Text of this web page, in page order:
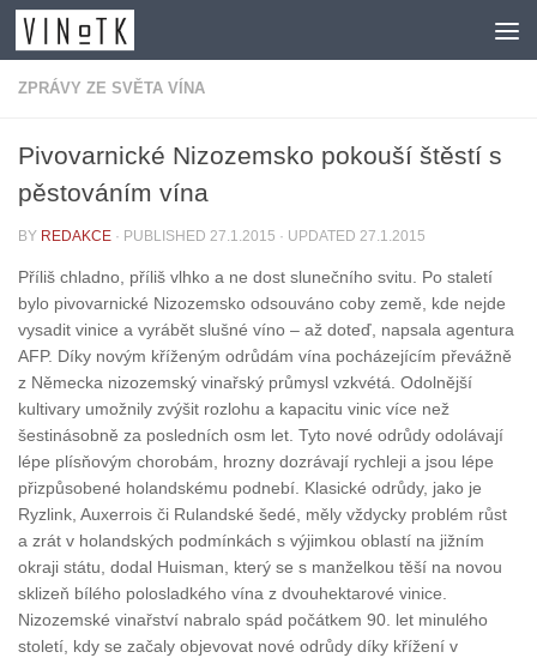
Skip to content
ZPRÁVY ZE SVĚTA VÍNA
Pivovarnické Nizozemsko pokouší štěstí s
pěstováním vína
BY REDAKCE · PUBLISHED 27.1.2015 · UPDATED 27.1.2015
Příliš chladno, příliš vlhko a ne dost slunečního svitu. Po staletí
bylo pivovarnické Nizozemsko odsouváno coby země, kde nejde
vysadit vinice a vyrábět slušné víno – až doteď, napsala agentura
AFP. Díky novým kříženým odrůdám vína pocházejícím převážně
z Německa nizozemský vinařský průmysl vzkvétá. Odolnější
kultivary umožnily zvýšit rozlohu a kapacitu vinic více než
šestinásobně za posledních osm let. Tyto nové odrůdy odolávají
lépe plísňovým chorobám, hrozny dozrávají rychleji a jsou lépe
přizpůsobené holandskému podnebí. Klasické odrůdy, jako je
Ryzlink, Auxerrois či Rulandské šedé, měly vždycky problém růst
a zrát v holandských podmínkách s výjimkou oblastí na jižním
okraji státu, dodal Huisman, který se s manželkou těší na novou
sklizeň bílého polosladkého vína z dvouhektarové vinice.
Nizozemské vinařství nabralo spád počátkem 90. let minulého
století, kdy se začaly objevovat nové odrůdy díky křížení v